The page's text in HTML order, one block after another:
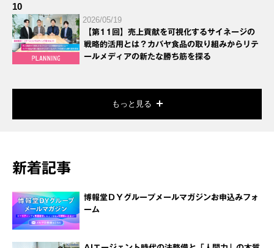
10
2026/05/19
【第11回】売上貢献を可視化するサイネージの
戦略的活用とは？カバヤ食品の取り組みからリテ
ールメディアの新たな勝ち筋を探る
もっと見る
新着記事
博報堂ＤＹグループメールマガジンお申込みフォ
ーム